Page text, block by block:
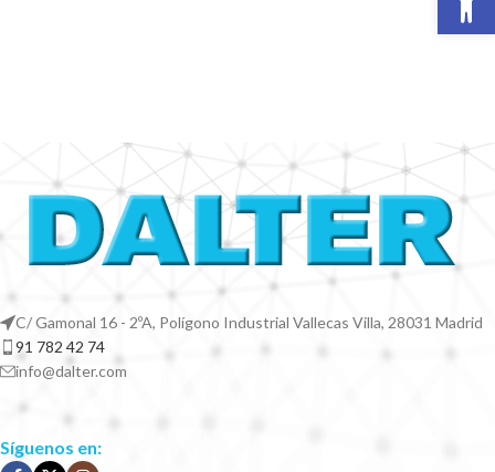
C/ Gamonal 16 - 2ºA, Polígono Industrial Vallecas Villa, 28031 Madrid
91 782 42 74
info@dalter.com
Síguenos en: